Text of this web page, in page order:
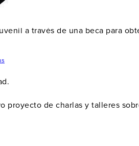
a través de una beca para
proyecto de charlas y talleres